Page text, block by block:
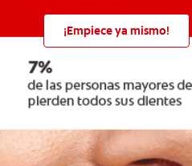
¡Empiece ya mismo!